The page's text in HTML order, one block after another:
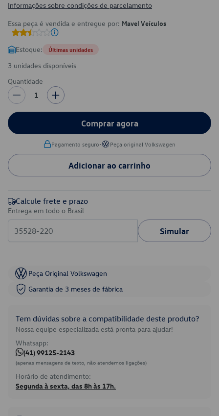
Informações sobre condições de parcelamento
Essa peça é vendida e entregue por: Mavel Veículos
Estoque: Últimas unidades
3 unidades disponíveis
Quantidade
1
Comprar agora
Pagamento seguro• Peça original Volkswagen
Adicionar ao carrinho
Calcule frete e prazo
Entrega em todo o Brasil
Simular
Peça Original Volkswagen
Garantia de 3 meses de fábrica
Tem dúvidas sobre a compatibilidade deste produto?
Nossa equipe especializada está pronta para ajudar!
Whatsapp:
(41) 99125-2143
(apenas mensagens de texto, não atendemos ligações)
Horário de atendimento:
Segunda à sexta, das 8h às 17h.